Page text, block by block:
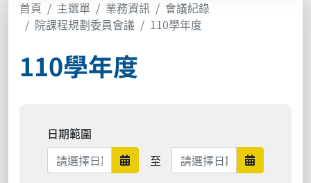
首頁 主選單 業務資訊
會議紀錄
院課程規劃委員會議
110學年度
110學年度
日期範圍
日期範圍開始
至 日期範圍結束 日期範圍